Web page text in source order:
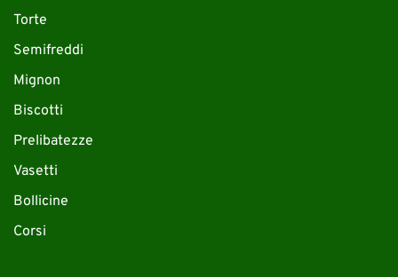
Torte
Semifreddi
Mignon
Biscotti
Prelibatezze
Vasetti
Bollicine
Corsi